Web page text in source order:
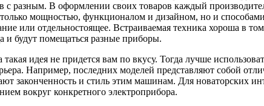
с разным. В оформлении своих товаров каждый
мощностью, функционалом и дизайном, но и
или отдельностоящее. Встраиваемая техника хороша в
и будут помещаться разные приборы.
идея не придется вам по вкусу. Тогда лучше
Например, последних моделей представляют собой
законченность и стиль этим машинам. Для новаторских
вокруг конкретного электроприбора.